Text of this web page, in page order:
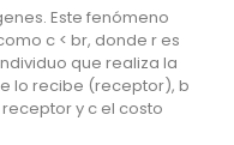
Este fenómeno
c < br, donde r es
que realiza la
lo recibe (receptor), b
y c el costo